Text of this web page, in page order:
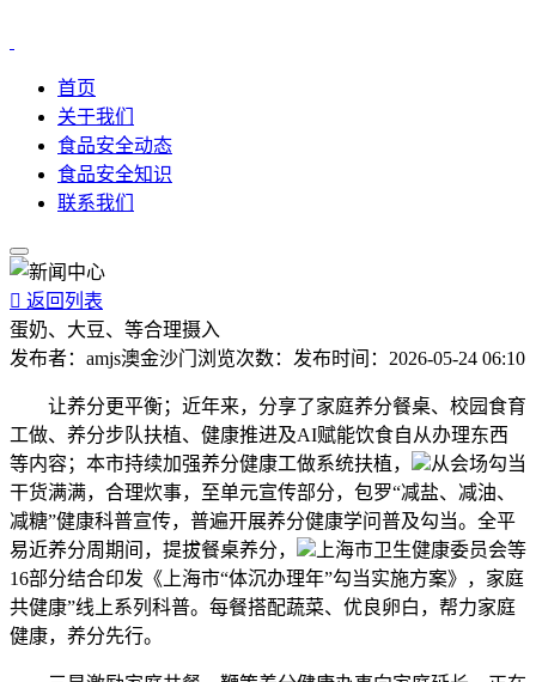
首页
关于我们
食品安全动态
食品安全知识
联系我们
 返回列表
蛋奶、大豆、等合理摄入
发布者： amjs澳金沙门 浏览次数： 发布时间： 2026-05-24 06:10
让养分更平衡；近年来，分享了家庭养分餐桌、校园食育
工做、养分步队扶植、健康推进及AI赋能饮食自从办理东西
等内容；本市持续加强养分健康工做系统扶植，
从会场勾当
干货满满，合理炊事，至单元宣传部分，包罗“减盐、减油、
减糖”健康科普宣传，普遍开展养分健康学问普及勾当。全平
易近养分周期间，提拔餐桌养分，
上海市卫生健康委员会等
16部分结合印发《上海市“体沉办理年”勾当实施方案》，家庭
共健康”线上系列科普。每餐搭配蔬菜、优良卵白，帮力家庭
健康，养分先行。